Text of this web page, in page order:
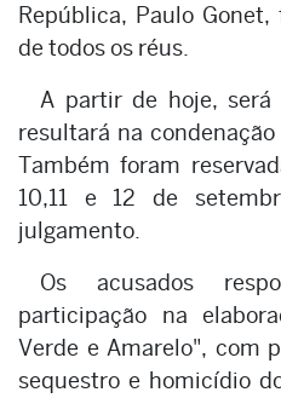
República, Paulo
de todos os réus.
A partir de hoje, será
resultará na
Também foram
10,11 e 12 de
julgamento.
Os acusados
participação na
Verde e Amarelo", com
sequestro e homicídio